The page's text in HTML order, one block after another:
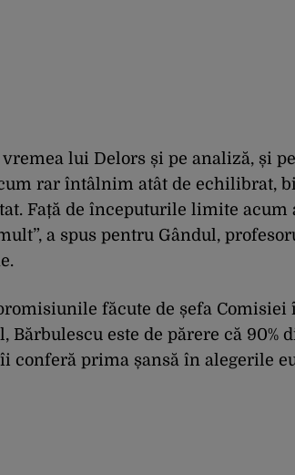
lui Delors și pe analiză, și
rar întâlnim atât de echilibrat,
Față de începuturile limite acum
a spus pentru Gândul,
făcute de șefa Comisiei
Bărbulescu este de părere că 90%
conferă prima șansă în alegerile